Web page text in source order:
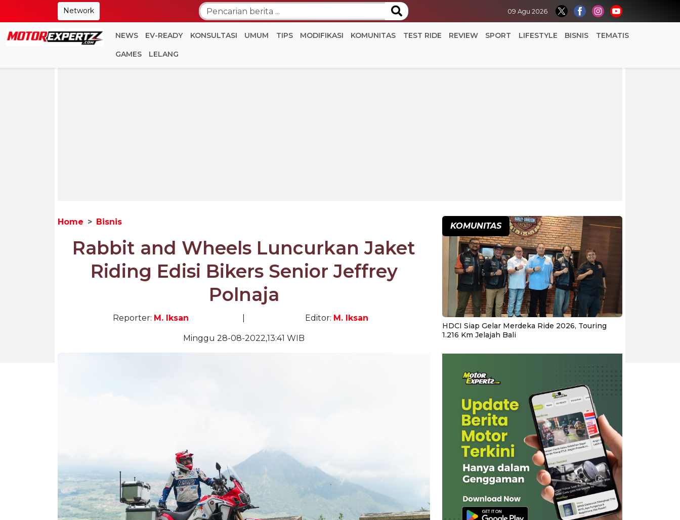
Network 09 Agu 2026
NEWS EV-READY KONSULTASI UMUM TIPS MODIFIKASI KOMUNITAS TEST RIDE REVIEW SPORT LIFESTYLE BISNIS TEMATIS
GAMES LELANG
Home Bisnis
Rabbit and Wheels Luncurkan Jaket
Riding Edisi Bikers Senior Jeffrey
Polnaja
Reporter: M. Iksan Editor: M. Iksan
Minggu 28-08-2022,13:41 WIB
KOMUNITAS
HDCI Siap Gelar Merdeka Ride 2026, Touring
1.216 Km Jelajah Bali